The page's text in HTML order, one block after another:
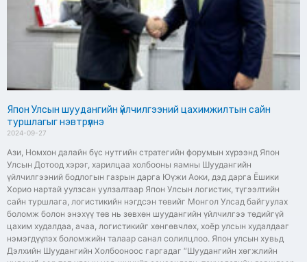
Япон Улсын шуудангийн үйлчилгээний цахимжилтын сайн
туршлагыг нэвтрүүлнэ
2024-09-27
Ази, Номхон далайн бүс нутгийн стратегийн форумын хүрээнд Япон
Улсын Дотоод хэрэг, харилцаа холбооны яамны Шуудангийн
үйлчилгээний бодлогын газрын дарга Юүжи Аоки, дэд дарга Ёшики
Хорио нартай уулзсан уулзалтаар Япон Улсын логистик, түгээлтийн
сайн туршлага, логистикийн нэгдсэн төвийг Монгол Улсад байгуулах
боломж болон энэхүү төв нь зөвхөн шуудангийн үйлчилгээ төдийгүй
цахим худалдаа, ачаа, логистикийг хөнгөвчлөх, хоёр улсын худалдааг
нэмэгдүүлэх боломжийн талаар санал солилцлоо. Япон улсын хувьд
Дэлхийн Шуудангийн Холбооноос гаргадаг “Шуудангийн хөгжлийн